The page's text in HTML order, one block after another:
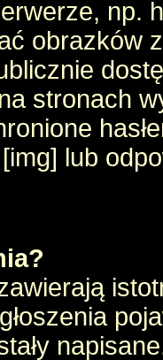
np.
obrazków
stronach
lub